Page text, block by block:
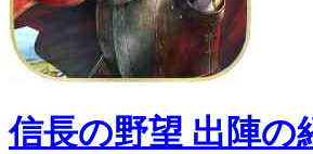
信長の野望 出陣の